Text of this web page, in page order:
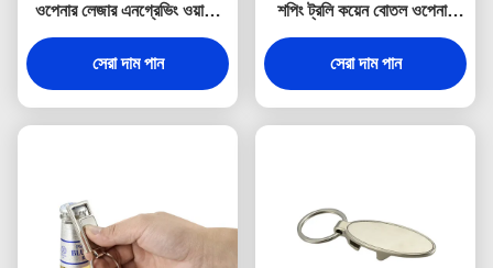
ওপেনার লেজার এনগ্রেভিং ওয়াইন
কর্কস্ক্রু কীচেন
সেরা দাম পান
শপিং ট্রলি কয়েন বোতল ওপেনার
কীরিং
সেরা দাম পান